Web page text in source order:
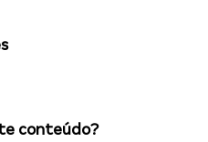
conteúdo?